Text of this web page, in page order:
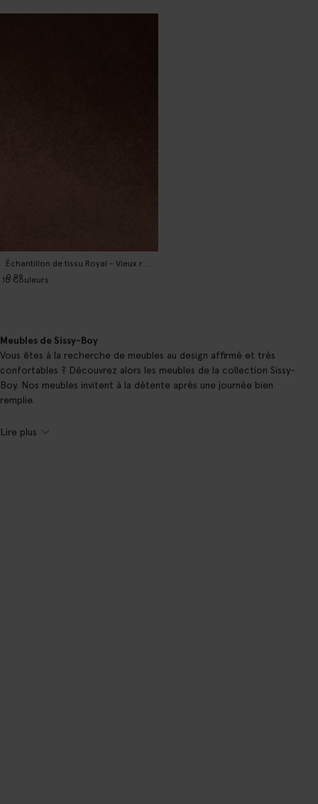
Échantillon de tissu Royal - Vieux rose
0.99
10Couleurs
Meubles de Sissy-Boy
Vous êtes à la recherche de meubles au design affirmé et très
confortables ? Découvrez alors les meubles de la collection Sissy-
Boy. Nos meubles invitent à la détente après une journée bien
remplie.
Lire plus